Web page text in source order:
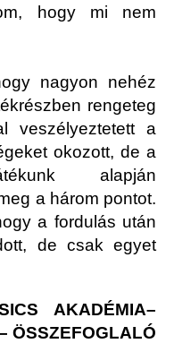
hogy mi nem
nagyon nehéz
rengeteg
veszélyeztetett a
okozott, de a
alapján
a három pontot.
a fordulás után
de csak egyet
AKADÉMIA–
ÖSSZEFOGLALÓ